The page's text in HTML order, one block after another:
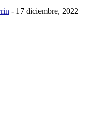
- 17 diciembre, 2022